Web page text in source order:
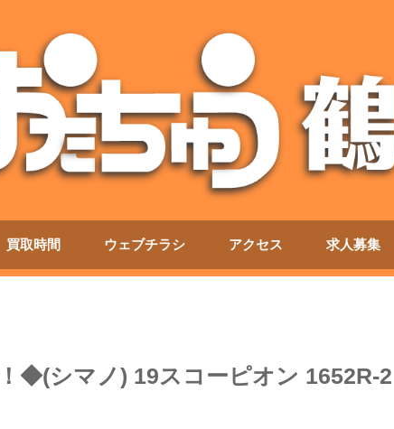
買取時間 ウェブチラシ アクセス 求人募集
◆(シマノ) 19スコーピオン 1652R-